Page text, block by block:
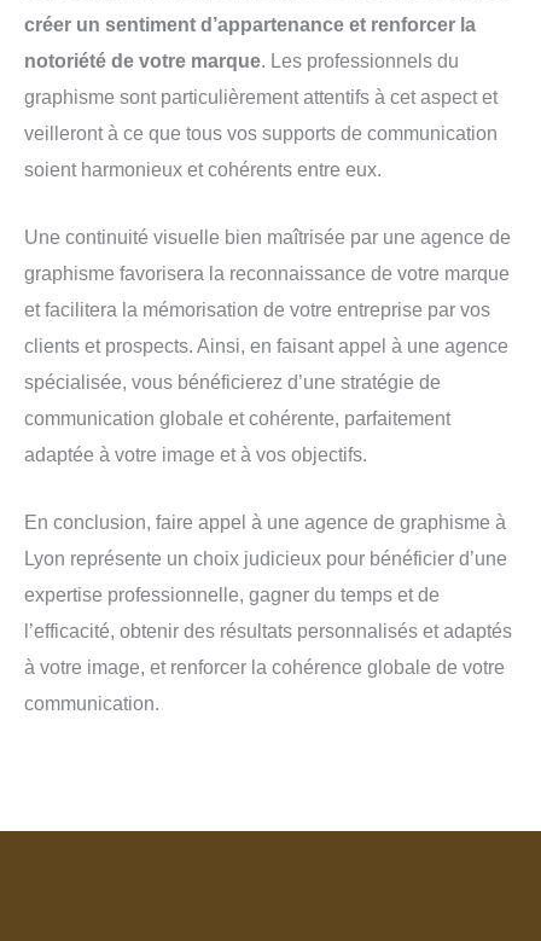
créer un sentiment d’appartenance et renforcer la
notoriété de votre marque . Les professionnels du
graphisme sont particulièrement attentifs à cet aspect et
veilleront à ce que tous vos supports de communication
soient harmonieux et cohérents entre eux.
Une continuité visuelle bien maîtrisée par une agence de
graphisme favorisera la reconnaissance de votre marque
et facilitera la mémorisation de votre entreprise par vos
clients et prospects. Ainsi, en faisant appel à une agence
spécialisée, vous bénéficierez d’une stratégie de
communication globale et cohérente, parfaitement
adaptée à votre image et à vos objectifs.
En conclusion, faire appel à une agence de graphisme à
Lyon représente un choix judicieux pour bénéficier d’une
expertise professionnelle, gagner du temps et de
l’efficacité, obtenir des résultats personnalisés et adaptés
à votre image, et renforcer la cohérence globale de votre
communication.